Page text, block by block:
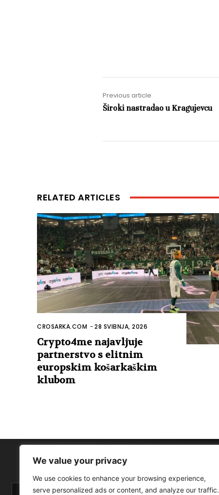
We value your privacy
We use cookies to enhance your browsing experience,
serve personalized ads or content, and analyze our traffic.
Previous article
Široki nastradao u Kragujevcu
RELATED ARTICLES
CROSARKA.COM -28 SVIBNJA, 2026
Crypto4me najavljuje
partnerstvo s elitnim
europskim košarkaškim
klubom